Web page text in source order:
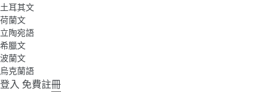
土耳其文
荷蘭文
立陶宛語
希臘文
波蘭文
烏克蘭語
登入 免費註冊